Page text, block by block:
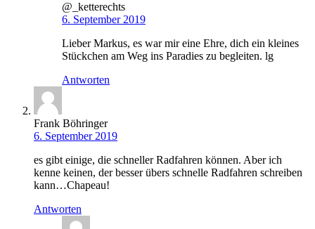
@_ketterechts
6. September 2019
Lieber Markus, es war mir eine Ehre, dich ein kleines
Stückchen am Weg ins Paradies zu begleiten. lg
Antworten
Frank Böhringer
6. September 2019
es gibt einige, die schneller Radfahren können. Aber ich
kenne keinen, der besser übers schnelle Radfahren schreiben
kann…Chapeau!
Antworten